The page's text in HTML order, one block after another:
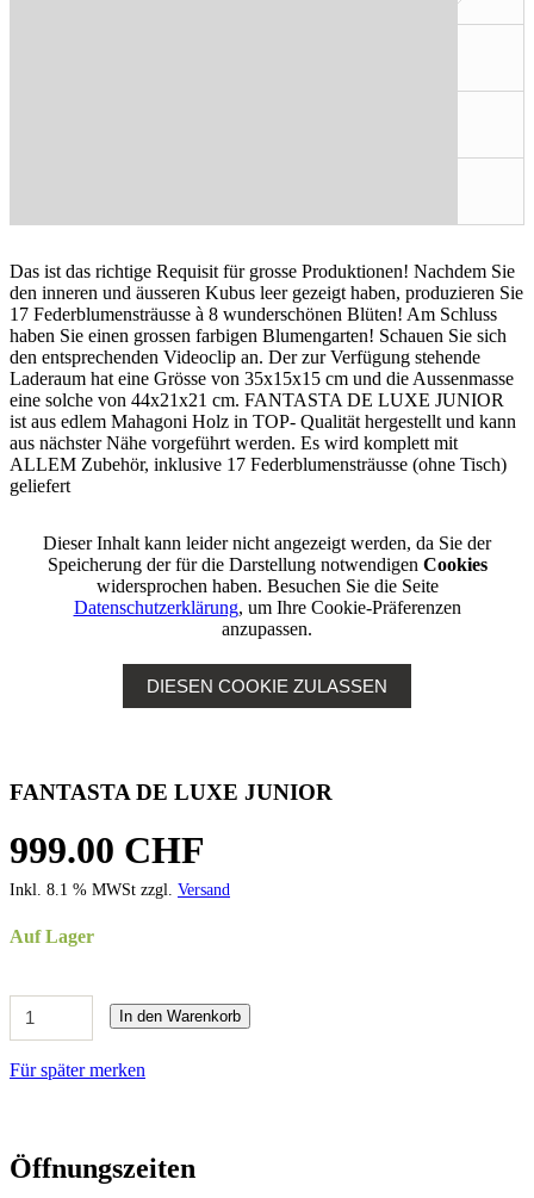
Das ist das richtige Requisit für grosse Produktionen! Nachdem Sie
den inneren und äusseren Kubus leer gezeigt haben, produzieren Sie
17 Federblumensträusse à 8 wunderschönen Blüten! Am Schluss
haben Sie einen grossen farbigen Blumengarten! Schauen Sie sich
den entsprechenden Videoclip an. Der zur Verfügung stehende
Laderaum hat eine Grösse von 35x15x15 cm und die Aussenmasse
eine solche von 44x21x21 cm. FANTASTA DE LUXE JUNIOR
ist aus edlem Mahagoni Holz in TOP- Qualität hergestellt und kann
aus nächster Nähe vorgeführt werden. Es wird komplett mit
ALLEM Zubehör, inklusive 17 Federblumensträusse (ohne Tisch)
geliefert
Dieser Inhalt kann leider nicht angezeigt werden, da Sie der
Speicherung der für die Darstellung notwendigen Cookies
widersprochen haben. Besuchen Sie die Seite
Datenschutzerklärung, um Ihre Cookie-Präferenzen
anzupassen.
DIESEN COOKIE ZULASSEN
FANTASTA DE LUXE JUNIOR
999.00 CHF
Inkl. 8.1 % MWSt zzgl. Versand
Auf Lager
In den Warenkorb
Für später merken
Öffnungszeiten